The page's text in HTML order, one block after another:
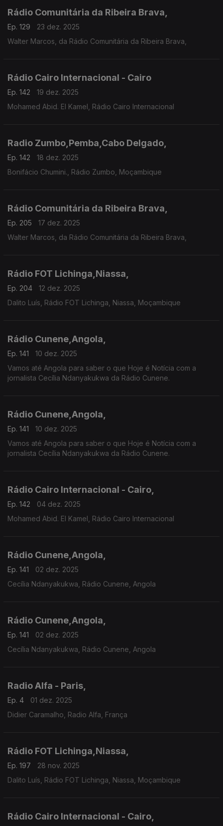
Rádio Comunitária da Ribeira Brava,
Ep. 129
23 dez. 2025
Walter Marcos, da Rádio Comunitária da Ribeira Brava,
Rádio Cairo Internacional - Cairo
Ep. 142
19 dez. 2025
Mohamed Abid. El Kamel, Rádio Cairo Internacional
Radio Zumbo,Pemba,Cabo Delgado,
Ep. 142
18 dez. 2025
Bonifácio Chumini., Rádio Zumbo, Moçambique
Rádio Comunitária da Ribeira Brava,
Ep. 205
17 dez. 2025
Walter Marcos, da Rádio Comunitária da Ribeira Brava,
Rádio FOT Lichinga,Niassa,
Ep. 204
12 dez. 2025
Dalito Luís, Rádio FOT Lichinga, Niassa, Moçambique
Rádio Cunene,Angola,
Ep. 141
10 dez. 2025
Vamos até Angola para saber o que Hoje é Notícia com a
jornalista Cecília Ndanyakukwa da Rádio Cunene.
Rádio Cunene,Angola,
Ep. 141
10 dez. 2025
Vamos até Angola para saber o que Hoje é Notícia com a
jornalista Cecília Ndanyakukwa da Rádio Cunene.
Rádio Cairo Internacional - Cairo,
Ep. 142
04 dez. 2025
Mohamed Abid. El Kamel, Rádio Cairo Internacional
Rádio Cunene,Angola,
Ep. 141
02 dez. 2025
Cecília Ndanyakukwa, Rádio Cunene, Angola
Rádio Cunene,Angola,
Ep. 141
02 dez. 2025
Cecília Ndanyakukwa, Rádio Cunene, Angola
Radio Alfa - Paris,
Ep. 4
01 dez. 2025
Didier Caramalho, Radio Alfa, França
Rádio FOT Lichinga,Niassa,
Ep. 197
28 nov. 2025
Dalito Luís, Rádio FOT Lichinga, Niassa, Moçambique
Rádio Cairo Internacional - Cairo,